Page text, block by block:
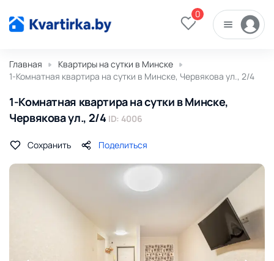
0
Главная
Квартиры на сутки в Минске
1-Комнатная квартира на сутки в Минске, Червякова ул., 2/4
1-Комнатная квартира на сутки в Минске,
Червякова ул., 2/4 ID: 4006
Сохранить Поделиться